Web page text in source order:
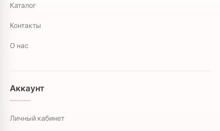
Каталог
Контакты
О нас
Аккаунт
Личный кабинет